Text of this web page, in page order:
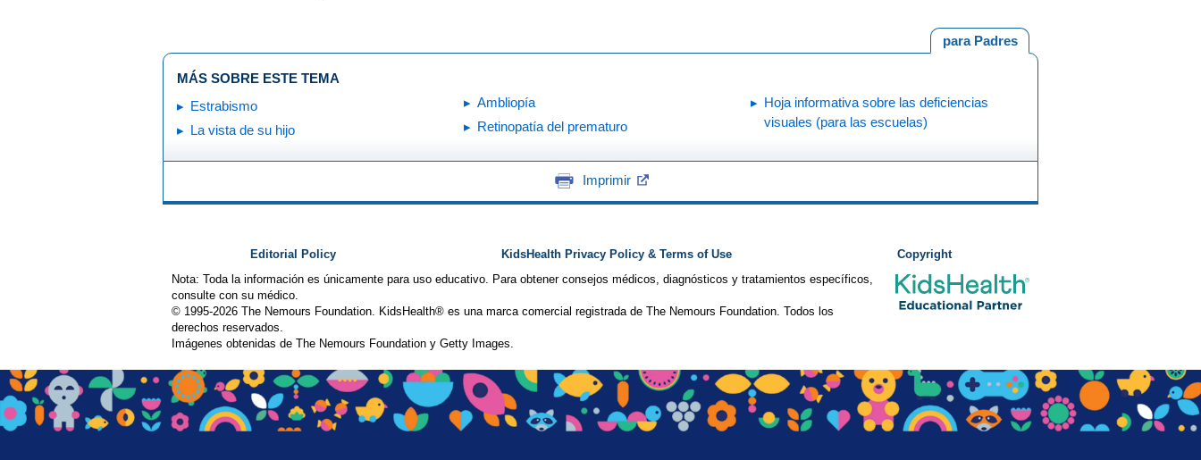
para Padres
MÁS SOBRE ESTE TEMA
Estrabismo
La vista de su hijo
Ambliopía
Retinopatía del prematuro
Hoja informativa sobre las deficiencias
visuales (para las escuelas)
Imprimir
Editorial Policy KidsHealth Privacy Policy & Terms of Use
Copyright
Nota: Toda la información es únicamente para uso educativo. Para obtener consejos médicos, diagnósticos y tratamientos específicos,
consulte con su médico.
© 1995-2026 The Nemours Foundation. KidsHealth® es una marca comercial registrada de The Nemours Foundation. Todos los
derechos reservados.
Imágenes obtenidas de The Nemours Foundation y Getty Images.